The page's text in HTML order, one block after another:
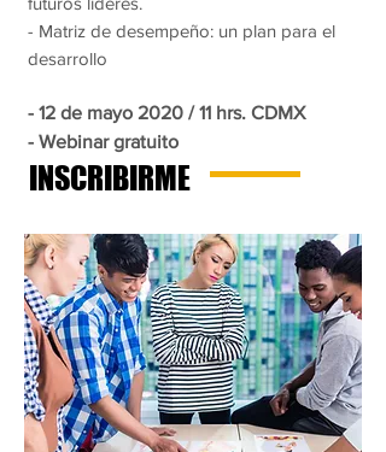
- Matriz de desempeño: un plan para el
desarrollo
- 12 de mayo 2020 / 11 hrs. CDMX
- Webinar gratuito
INSCRIBIRME